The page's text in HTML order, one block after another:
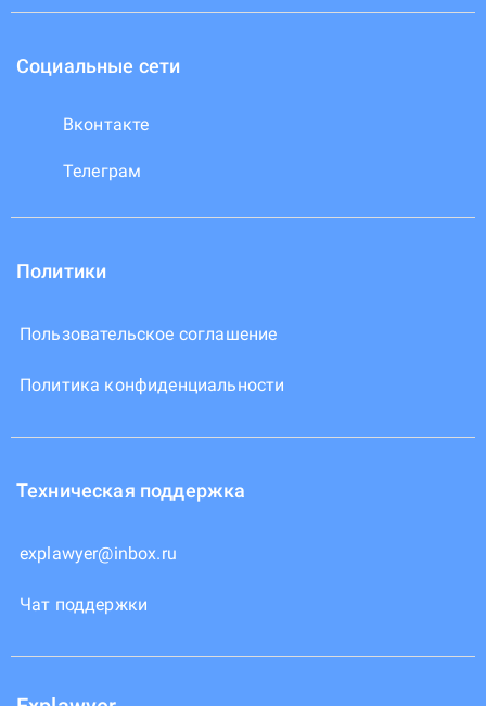
Социальные сети
Вконтакте
Телеграм
Политики
Пользовательское соглашение
Политика конфиденциальности
Техническая поддержка
explawyer@inbox.ru
Чат поддержки